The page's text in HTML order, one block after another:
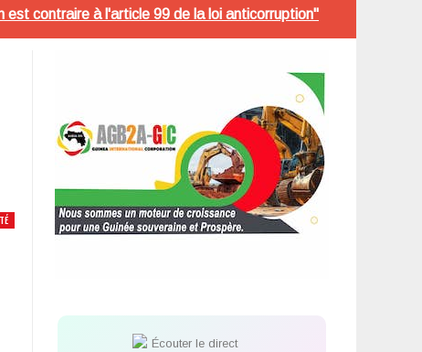
contraire à l'article 99 de la loi anticorruption"